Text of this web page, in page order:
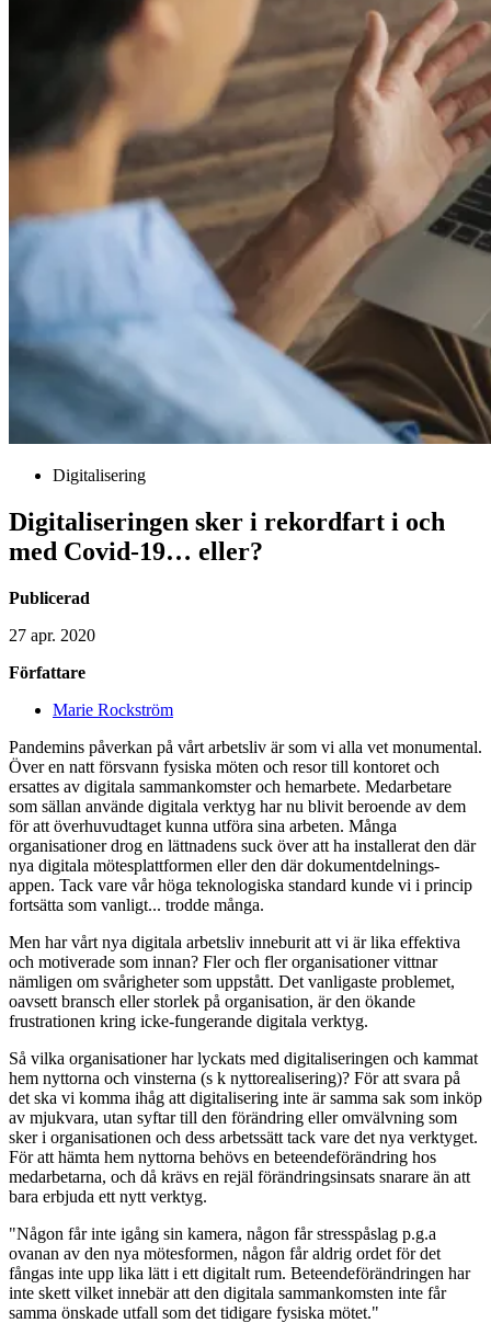
Digitalisering
Digitaliseringen sker i rekordfart i och
med Covid-19… eller?
Publicerad
27 apr. 2020
Författare
Marie Rockström
Pandemins påverkan på vårt arbetsliv är som vi alla vet monumental.
Över en natt försvann fysiska möten och resor till kontoret och
ersattes av digitala sammankomster och hemarbete. Medarbetare
som sällan använde digitala verktyg har nu blivit beroende av dem
för att överhuvudtaget kunna utföra sina arbeten. Många
organisationer drog en lättnadens suck över att ha installerat den där
nya digitala mötesplattformen eller den där dokumentdelnings-
appen. Tack vare vår höga teknologiska standard kunde vi i princip
fortsätta som vanligt... trodde många.
Men har vårt nya digitala arbetsliv inneburit att vi är lika effektiva
och motiverade som innan? Fler och fler organisationer vittnar
nämligen om svårigheter som uppstått. Det vanligaste problemet,
oavsett bransch eller storlek på organisation, är den ökande
frustrationen kring icke-fungerande digitala verktyg.
Så vilka organisationer har lyckats med digitaliseringen och kammat
hem nyttorna och vinsterna (s k nyttorealisering)? För att svara på
det ska vi komma ihåg att digitalisering inte är samma sak som inköp
av mjukvara, utan syftar till den förändring eller omvälvning som
sker i organisationen och dess arbetssätt tack vare det nya verktyget.
För att hämta hem nyttorna behövs en beteendeförändring hos
medarbetarna, och då krävs en rejäl förändringsinsats snarare än att
bara erbjuda ett nytt verktyg.
"Någon får inte igång sin kamera, någon får stresspåslag p.g.a
ovanan av den nya mötesformen, någon får aldrig ordet för det
fångas inte upp lika lätt i ett digitalt rum. Beteendeförändringen har
inte skett vilket innebär att den digitala sammankomsten inte får
samma önskade utfall som det tidigare fysiska mötet."